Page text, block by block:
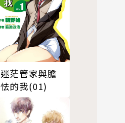
迷茫管家與膽
怯的我(01)